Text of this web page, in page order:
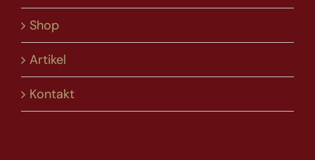
Shop
Artikel
Kontakt